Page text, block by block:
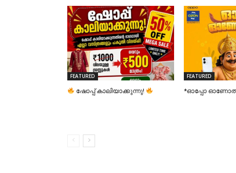
FEATURED
ഷോപ്പ് കാലിയാക്കുന്നു!
FEATURED
*ഓപ്പോ